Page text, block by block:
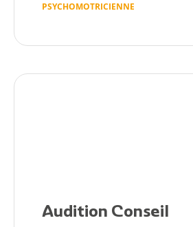
PSYCHOMOTRICIENNE
Audition Conseil